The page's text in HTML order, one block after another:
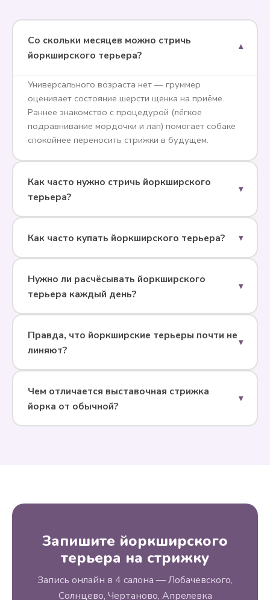
Со скольки месяцев можно стричь
йоркширского терьера?
▾
Универсального возраста нет — груммер
оценивает состояние шерсти щенка на приёме.
Раннее знакомство с процедурой (лёгкое
подравнивание мордочки и лап) помогает собаке
спокойнее переносить стрижки в будущем.
Как часто нужно стричь йоркширского
терьера?
▾
Как часто купать йоркширского терьера? ▾
Нужно ли расчёсывать йоркширского
терьера каждый день?
▾
Правда, что йоркширские терьеры почти не
линяют?
▾
Чем отличается выставочная стрижка
йорка от обычной?
▾
Запишите йоркширского
терьера на стрижку
Запись онлайн в 4 салона — Лобачевского,
Солнцево, Чертаново, Апрелевка